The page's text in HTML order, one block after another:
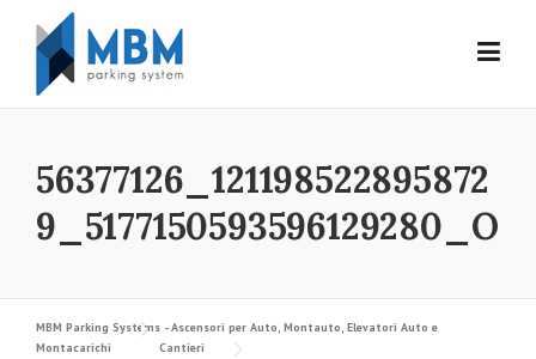
Skip to content
56377126_121198522895872
9_5177150593596129280_O
MBM Parking Systems - Ascensori per Auto, Montauto, Elevatori Auto e
Montacarichi
Cantieri